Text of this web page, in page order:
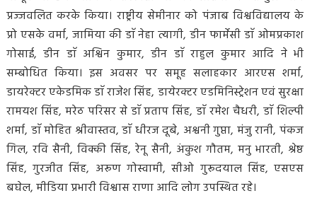
प्रज्जवलित करके किया। राष्ट्रीय सेमीनार को पंजाब विश्वविद्यालय के
प्रो एसके वर्मा, जामिया की डाॅ नेहा त्यागी, डीन फार्मेसी डाॅ ओमप्रकाश
गोसाई, डीन डाॅ अश्विन कुमार, डीन डाॅ राहुल कुमार आदि ने भी
सम्बोधित किया। इस अवसर पर समूह सलाहकार आरएस शर्मा,
डायरेक्टर एकेडमिक डाॅ राजेश सिंह, डायेरक्टर एडमिनिस्ट्रेशन एवं सुरक्षा
रामयश सिंह, मरेठ परिसर से डाॅ प्रताप सिंह, डाॅ रमेश चैधरी, डाॅ शिल्पी
शर्मा, डाॅ मोहित श्रीवास्तव, डाॅ धीरज दूबे, अश्वनी गुप्ता, मंजु रानी, पंकज
गिल, रवि सैनी, विक्की सिंह, रेनू सैनी, अंकुश गौतम, मनु भारती, श्रेष्ठ
सिंह, गुरजीत सिंह, अरूण गोस्वामी, सीओ गुरूदयाल सिंह, एसएस
बघेल, मीडिया प्रभारी विश्वास राणा आदि लोग उपस्थित रहे।